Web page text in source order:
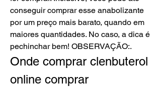
conseguir comprar esse anabolizante
por um preço mais barato, quando em
maiores quantidades. No caso, a dica é
pechinchar bem! OBSERVAÇÃO:.
Onde comprar clenbuterol
online comprar